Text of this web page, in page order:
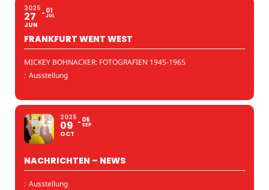
2025
27
JUN
01
JUL
FRANKFURT WENT WEST
MICKEY BOHNACKER: FOTOGRAFIEN 1945-1965
: Ausstellung
2025
09
OCT
06
SEP
NACHRICHTEN – NEWS
: Ausstellung